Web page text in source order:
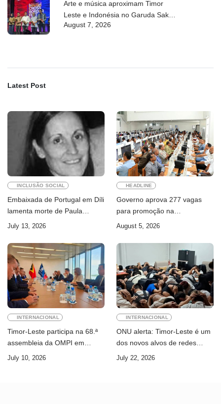
Arte e música aproximam Timor
Leste e Indonésia no Garuda Sakti
Crossborder Fest 2026
August 7, 2026
Latest Post
INCLUSÃO SOCIAL
Embaixada de Portugal em Díli
lamenta morte de Paula
Ferreira Pinto
July 13, 2026
HEADLINE
Governo aprova 277 vagas
para promoção na
Administração Pública
August 5, 2026
INTERNACIONAL
Timor-Leste participa na 68.ª
assembleia da OMPI em
Genebra
July 10, 2026
INTERNACIONAL
ONU alerta: Timor-Leste é um
dos novos alvos de redes
internacionais de cibercrime
July 22, 2026